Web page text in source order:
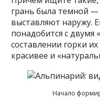
грань была темной
выставляют наружу.
понадобится с двумя
составлении горки
красивее и
Начало